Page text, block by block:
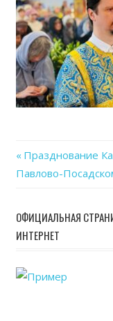
Навигация
записям
Previous
Post:
Празднование
Павлово-
ОФИЦИАЛЬНАЯ
ИНТЕРНЕТ